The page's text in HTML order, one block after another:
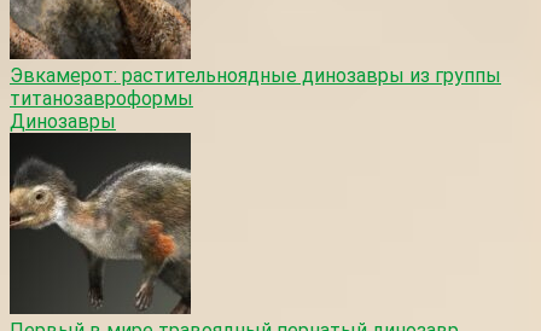
Эвкамерот: растительноядные динозавры из группы
титанозавроформы
Динозавры